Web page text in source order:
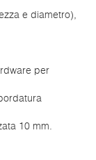
e diametro),
per
10 mm.